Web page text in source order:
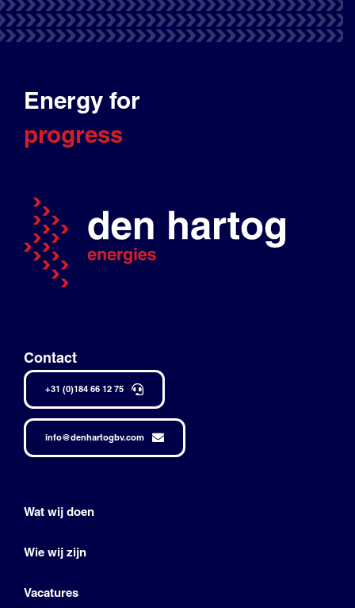
Energy for
progress
Contact
+31 (0)184 66 12 75
info@denhartogbv.com
Wat wij doen
Wie wij zijn
Vacatures